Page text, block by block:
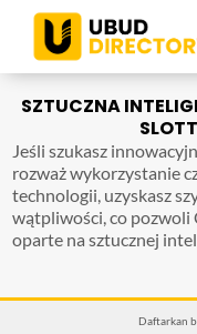
SZTUCZNA
Jeśli szukasz
rozważ wykorzystanie
technologii, uzyskasz
wątpliwości, co pozwoli
oparte na sztucznej
Daftarkan